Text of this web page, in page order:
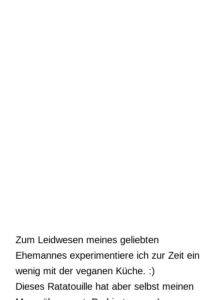
Zum Leidwesen meines geliebten
Ehemannes experimentiere ich zur Zeit ein
wenig mit der veganen Küche. :)
Dieses Ratatouille hat aber selbst meinen